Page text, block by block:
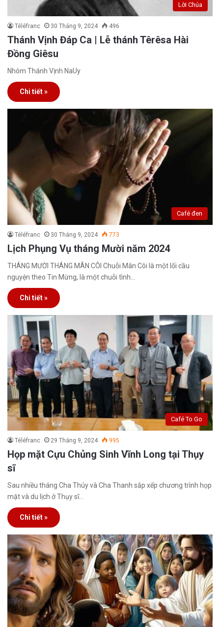
Lời Chúa
Téléfranc 30 Tháng 9, 2024 496
Thánh Vịnh Đáp Ca | Lễ thánh Têrêsa Hài
Đồng Giêsu
Nhóm Thánh Vịnh NaUy
Chi tiết »
Café đen
Téléfranc 30 Tháng 9, 2024 773
Lịch Phụng Vụ tháng Mười năm 2024
THÁNG MƯỜI THÁNG MÂN CÔI Chuỗi Mân Côi là một lối cầu
nguyện theo Tin Mừng, là một chuỗi tình…
Chi tiết »
Café To Go
Téléfranc 29 Tháng 9, 2024 995
Họp mặt Cựu Chủng Sinh Vĩnh Long tại Thụy
sĩ
Sau nhiều tháng Cha Thúy và Cha Thanh sắp xếp chương trình họp
mặt và du lịch ở Thụy sĩ…
Chi tiết »